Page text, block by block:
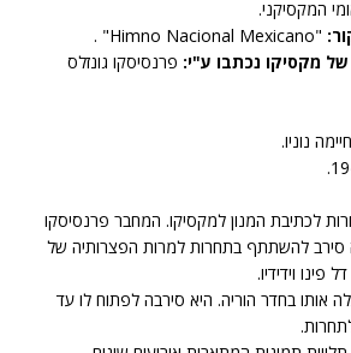
המקסיקני.
"Himno Nacional Mexicano" .
של מקסיקו נכתבו ע"י: פרנסיסקו גונזלס
חיימה נוניו.
לכתיבת המנון למקסיקו. המחבר פרנסיסקו
סירב להשתתף בתחרות למרות הפצרותיה של
פינו וידידיו.
אותו בחדר הוריה. היא סירבה לפתוח לו עד